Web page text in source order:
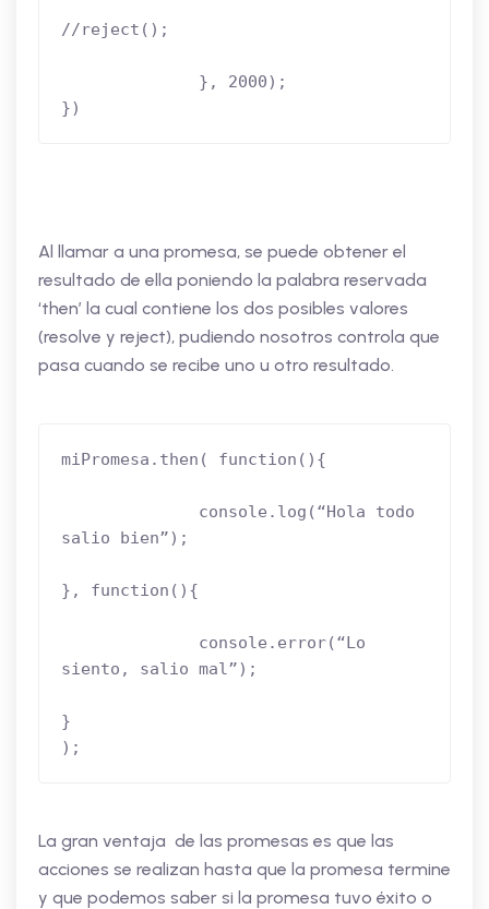
//reject();
}, 2000);
})
Al llamar a una promesa, se puede obtener el
resultado de ella poniendo la palabra reservada
‘then’ la cual contiene los dos posibles valores
(resolve y reject), pudiendo nosotros controla que
pasa cuando se recibe uno u otro resultado.
miPromesa.then( function(){
console.log(“Hola todo
salio bien”);
}, function(){
console.error(“Lo
siento, salio mal”);
}
);
La gran ventaja de las promesas es que las
acciones se realizan hasta que la promesa termine
y que podemos saber si la promesa tuvo éxito o